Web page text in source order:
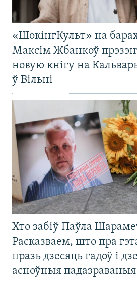
«ШокінгКульт» на
Максім Жбанкоў
новую кнігу на
ў Вільні
Хто забіў Паўла
Расказваем, што пра
празь дзесяць гадоў і
асноўныя падазраваныя